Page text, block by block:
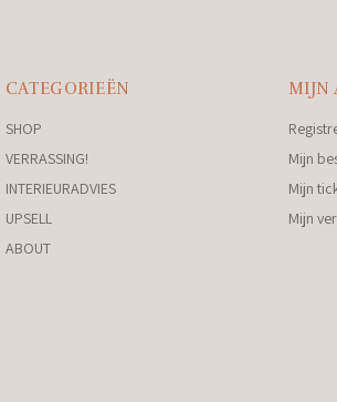
CATEGORIEËN
SHOP
VERRASSING!
INTERIEURADVIES
UPSELL
ABOUT
MIJN
Mijn
Mijn
Mijn